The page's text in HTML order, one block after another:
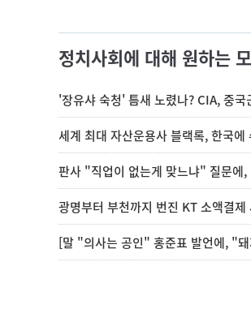
정치사회에 대해 원하는
'장유샤 숙청' 틈새 노렸나? CIA, 중
세계 최대 자산운용사 블랙록, 한국
판사 "직업이 없는게 맞느냐" 질문에
광명부터 부천까지 번진 KT 소액결제
[말 "의사는 공인" 홍준표 발언에, "